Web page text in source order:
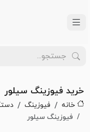
خرید فیوزینگ سیلور
خانه فیوزینگ
فیوزینگ سیلور